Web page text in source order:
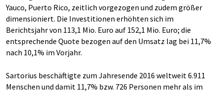
Yauco, Puerto Rico, zeitlich vorgezogen und zudem größer
dimensioniert. Die Investitionen erhöhten sich im
Berichtsjahr von 113,1 Mio. Euro auf 152,1 Mio. Euro; die
entsprechende Quote bezogen auf den Umsatz lag bei 11,7%
nach 10,1% im Vorjahr.
Sartorius beschäftigte zum Jahresende 2016 weltweit 6.911
Menschen und damit 11,7% bzw. 726 Personen mehr als im